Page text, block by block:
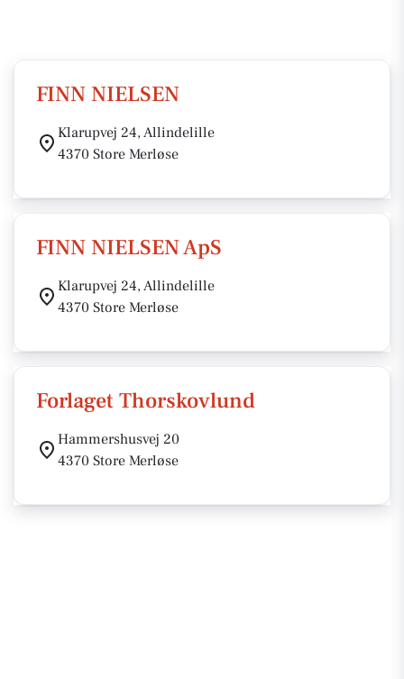
FINN NIELSEN
Klarupvej 24, Allindelille
4370 Store Merløse
FINN NIELSEN ApS
Klarupvej 24, Allindelille
4370 Store Merløse
Forlaget Thorskovlund
Hammershusvej 20
4370 Store Merløse